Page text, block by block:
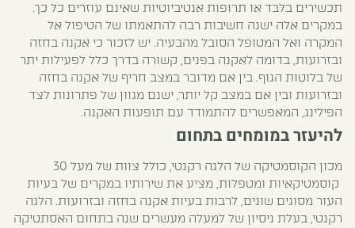
תכשירים בלבד או תרופות אנטיביוטיות שאינם עוזרים כל כך.
במקרים אלה ישנה חשיבות רבה להתאמתו של הטיפול אל
המקרה ואל המטופל הסובל מהבעיה. יש לזכור כי אקנה בחזה
ובזרועות, בדומה לאקנה בפנים, קשורה בדרך כלל לפעילות יתר
של בלוטות הגוף. בין אם מדובר במצב חריף של אקנה בחזה
ובזרועות ובין אם במצב קל יותר, ישנם מגוון של פתרונות לצד
הפילינג, המאפשרים להתמודד עם תופעות האקנה.
להיעזר במומחים בתחום
מכון הקוסמטיקה של הלגה רקנטי, כולל צוות של מעל 30
קוסמטיקאיות ומטפלות, מציע את שירותיו במקרים של בעיות
העור מסוגים שונים, לרבות בעיות אקנה בחזה ובזרועות. הלגה
רקנטי, בעלת ניסיון של למעלה מעשרים שנה בתחום האסתטיקה